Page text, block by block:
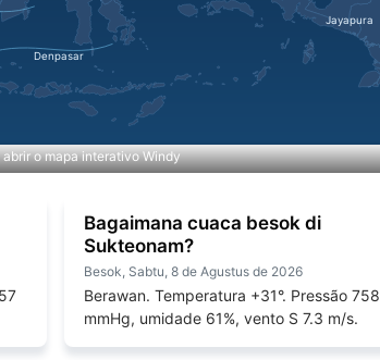
o mapa interativo Windy
Bagaimana cuaca besok di
Sukteonam?
Besok, Sabtu, 8 de Agustus de 2026
Berawan. Temperatura +31°. Pressão 758
mmHg, umidade 61%, vento S 7.3 m/s.